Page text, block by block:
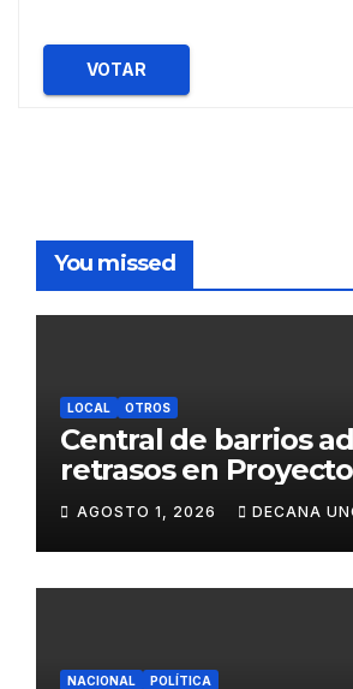
VOTAR
You missed
LOCAL OTROS
Central de barrios
retrasos en
de Agua y
Juliaca
AGOSTO 1, 2026 DECANA
NACIONAL POLÍTICA